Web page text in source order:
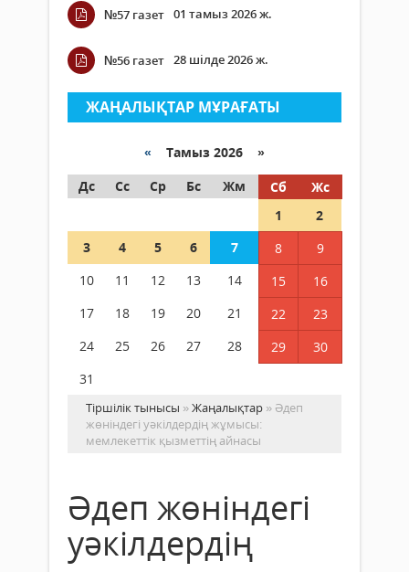
№57 газет 01 тамыз 2026 ж.
№56 газет 28 шілде 2026 ж.
ЖАҢАЛЫҚТАР МҰРАҒАТЫ
« Тамыз 2026 »
Дс
Сс Ср Бс Жм Сб
Жс
1
2
3
4 5 6 7 8
9
10
11 12 13 14 15
16
17
18 19 20 21 22
23
24
25 26 27 28 29
30
31
Тіршілік тынысы »Жаңалықтар » Әдеп
жөніндегі уәкілдердің жұмысы:
мемлекеттік қызметтің айнасы
Әдеп жөніндегі
уәкілдердің